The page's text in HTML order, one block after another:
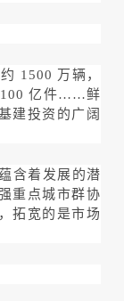
1500 万辆，
100 亿件……鲜
建投资的广阔
含着发展的潜
重点城市群协
拓宽的是市场